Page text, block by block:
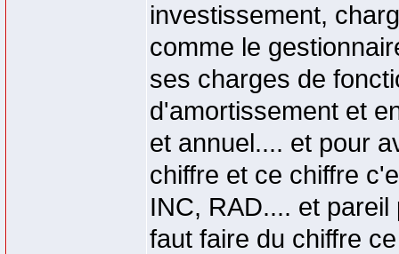
investissement,
comme le
ses charges de
d'amortissement et
et annuel.... et pour
chiffre et ce chiffre
INC, RAD.... et
faut faire du chiffre